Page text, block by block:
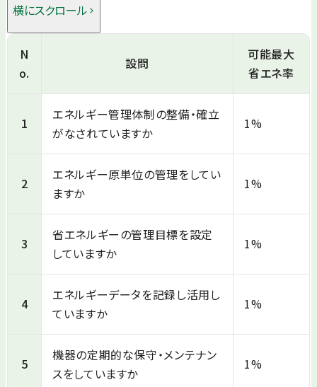
横にスクロール
N
o.
設問
可能最大
省エネ率
1
エネルギー管理体制の整備・確立
がなされていますか
1%
2
エネルギー原単位の管理をしてい
ますか
1%
3
省エネルギーの管理目標を設定
していますか
1%
4
エネルギーデータを記録し活用し
ていますか
1%
5
機器の定期的な保守・メンテナン
スをしていますか
1%